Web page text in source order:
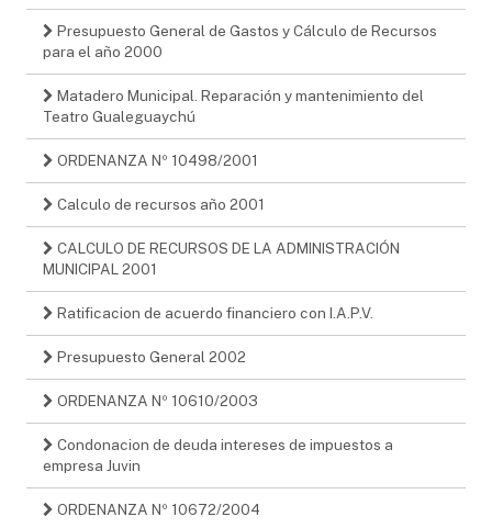
Presupuesto General de Gastos y Cálculo de Recursos
para el año 2000
Matadero Municipal. Reparación y mantenimiento del
Teatro Gualeguaychú
ORDENANZA Nº 10498/2001
Calculo de recursos año 2001
CALCULO DE RECURSOS DE LA ADMINISTRACIÓN
MUNICIPAL 2001
Ratificacion de acuerdo financiero con I.A.P.V.
Presupuesto General 2002
ORDENANZA Nº 10610/2003
Condonacion de deuda intereses de impuestos a
empresa Juvin
ORDENANZA Nº 10672/2004